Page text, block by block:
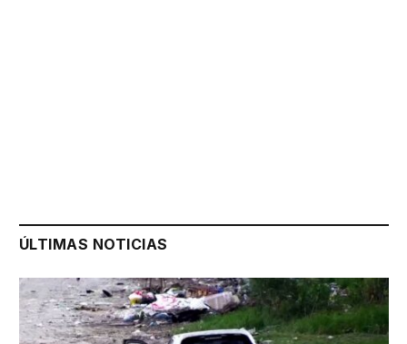
ÚLTIMAS NOTICIAS